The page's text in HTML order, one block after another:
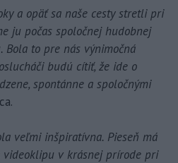
a opäť sa naše cesty stretli pri
ju počas spoločnej hudobnej
Bola to pre nás výnimočná
budú cítiť, že ide o
spontánne a spoločnými
veľmi inšpiratívna. Pieseň má
videoklipu v krásnej prírode pri